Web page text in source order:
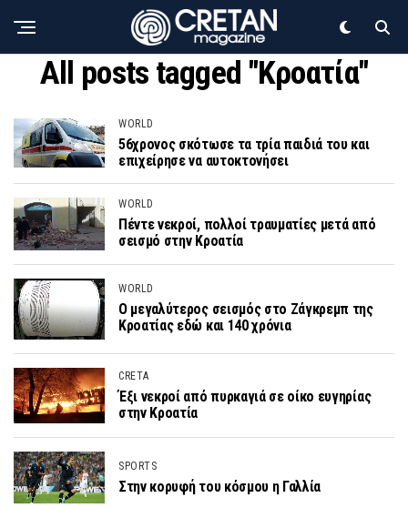
All posts tagged "Κροατία"
WORLD
56χρονος σκότωσε τα τρία παιδιά του και
επιχείρησε να αυτοκτονήσει
WORLD
Πέντε νεκροί, πολλοί τραυματίες μετά από
σεισμό στην Κροατία
WORLD
Ο μεγαλύτερος σεισμός στο Ζάγκρεμπ της
Κροατίας εδώ και 140 χρόνια
CRETA
Έξι νεκροί από πυρκαγιά σε οίκο ευγηρίας
στην Κροατία
SPORTS
Στην κορυφή του κόσμου η Γαλλία